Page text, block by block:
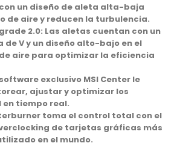
un diseño de aleta alta-baja
de aire y reducen la turbulencia.
2.0: Las aletas cuentan con un
de V y un diseño alto-bajo en el
aire para optimizar la eficiencia
exclusivo MSI Center le
ajustar y optimizar los
en tiempo real.
toma el control total con el
de tarjetas gráficas más
en el mundo.